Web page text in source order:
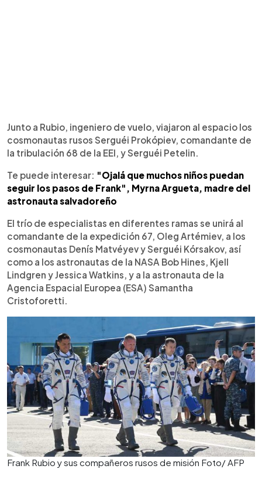
Junto a Rubio, ingeniero de vuelo, viajaron al espacio los
cosmonautas rusos Serguéi Prokópiev, comandante de
la tribulación 68 de la EEI, y Serguéi Petelin.
Te puede interesar: "Ojalá que muchos niños puedan
seguir los pasos de Frank", Myrna Argueta, madre del
astronauta salvadoreño
El trío de especialistas en diferentes ramas se unirá al
comandante de la expedición 67, Oleg Artémiev, a los
cosmonautas Denís Matvéyev y Serguéi Kórsakov, así
como a los astronautas de la NASA Bob Hines, Kjell
Lindgren y Jessica Watkins, y a la astronauta de la
Agencia Espacial Europea (ESA) Samantha
Cristoforetti.
Frank Rubio y sus compañeros rusos de misión Foto/ AFP